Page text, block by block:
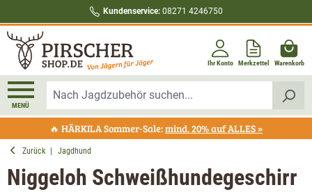
Kundenservice: 08271 4246750
Ihr Konto Merkzettel Warenkorb
MENÜ
🔥 HÄRKILA Sommer-Sale:mind. 20% auf ALLES »
Zurück Jagdhund
Niggeloh Schweißhundegeschirr